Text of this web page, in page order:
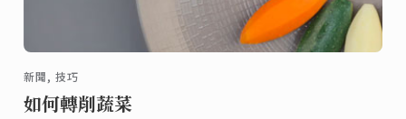
新聞, 技巧
如何轉削蔬菜